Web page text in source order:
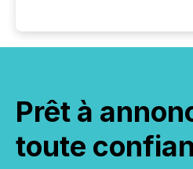
Prêt à
toute